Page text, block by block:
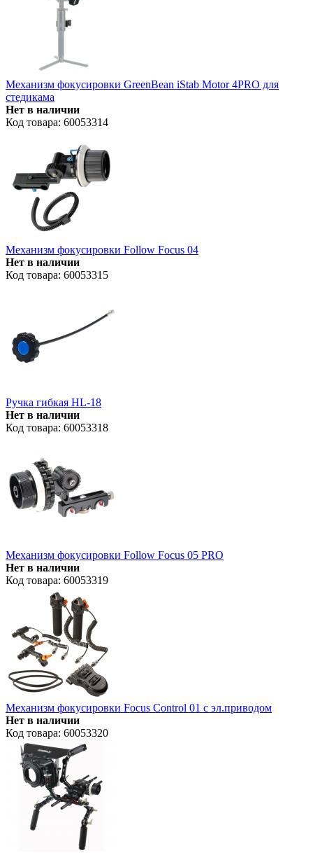
Механизм фокусировки GreenBean iStab Motor 4PRO для
стедикама
Нет в наличии
Код товара: 60053314
Механизм фокусировки Follow Focus 04
Нет в наличии
Код товара: 60053315
Ручка гибкая HL-18
Нет в наличии
Код товара: 60053318
Механизм фокусировки Follow Focus 05 PRO
Нет в наличии
Код товара: 60053319
Механизм фокусировки Focus Control 01 c эл.приводом
Нет в наличии
Код товара: 60053320